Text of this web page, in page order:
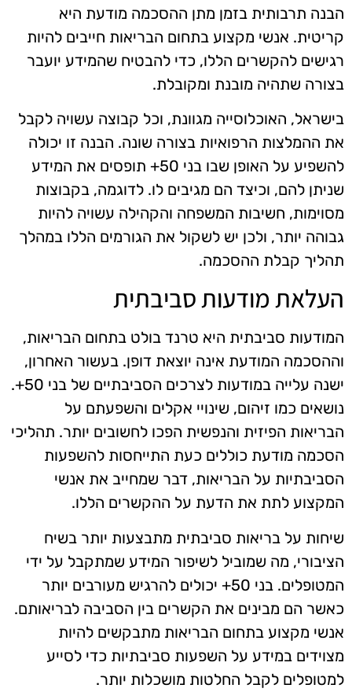
הבנה תרבותית בזמן מתן ההסכמה מודעת היא
קריטית. אנשי מקצוע בתחום הבריאות חייבים להיות
רגישים להקשרים הללו, כדי להבטיח שהמידע יועבר
בצורה שתהיה מובנת ומקובלת.
בישראל, האוכלוסייה מגוונת, וכל קבוצה עשויה לקבל
את ההמלצות הרפואיות בצורה שונה. הבנה זו יכולה
להשפיע על האופן שבו בני 50+ תופסים את המידע
שניתן להם, וכיצד הם מגיבים לו. לדוגמה, בקבוצות
מסוימות, חשיבות המשפחה והקהילה עשויה להיות
גבוהה יותר, ולכן יש לשקול את הגורמים הללו במהלך
תהליך קבלת ההסכמה.
העלאת מודעות סביבתית
המודעות סביבתית היא טרנד בולט בתחום הבריאות,
וההסכמה המודעת אינה יוצאת דופן. בעשור האחרון,
ישנה עלייה במודעות לצרכים הסביבתיים של בני 50+.
נושאים כמו זיהום, שינויי אקלים והשפעתם על
הבריאות הפיזית והנפשית הפכו לחשובים יותר. תהליכי
הסכמה מודעת כוללים כעת התייחסות להשפעות
הסביבתיות על הבריאות, דבר שמחייב את אנשי
המקצוע לתת את הדעת על ההקשרים הללו.
שיחות על בריאות סביבתית מתבצעות יותר בשיח
הציבורי, מה שמוביל לשיפור המידע שמתקבל על ידי
המטופלים. בני 50+ יכולים להרגיש מעורבים יותר
כאשר הם מבינים את הקשרים בין הסביבה לבריאותם.
אנשי מקצוע בתחום הבריאות מתבקשים להיות
מצוידים במידע על השפעות סביבתיות כדי לסייע
למטופלים לקבל החלטות מושכלות יותר.